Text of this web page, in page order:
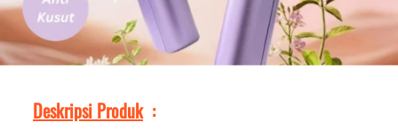
Deskripsi Produk
  :